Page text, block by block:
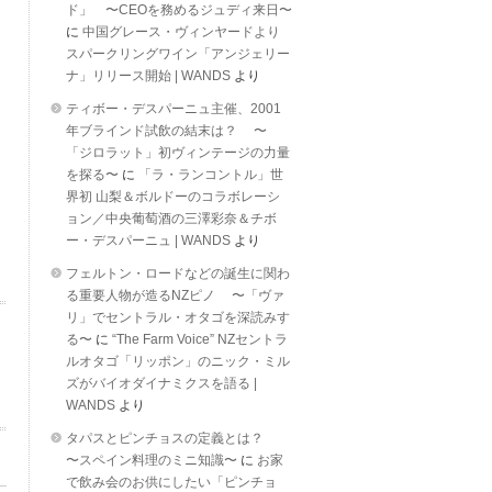
ド」 〜CEOを務めるジュディ来日〜
に 中国グレース・ヴィンヤードより
スパークリングワイン「アンジェリー
ナ」リリース開始 | WANDS より
ティボー・デスパーニュ主催、2001
年ブラインド試飲の結末は？ 〜
「ジロラット」初ヴィンテージの力量
を探る〜 に
「ラ・ランコントル」世
界初 山梨＆ボルドーのコラボレーシ
ョン／中央葡萄酒の三澤彩奈＆チボ
ー・デスパーニュ | WANDS より
フェルトン・ロードなどの誕生に関わ
る重要人物が造るNZピノ 〜「ヴァ
リ」でセントラル・オタゴを深読みす
る〜 に “The Farm Voice” NZセントラ
ルオタゴ「リッポン」のニック・ミル
ズがバイオダイナミクスを語る |
WANDS より
タパスとピンチョスの定義とは？
〜スペイン料理のミニ知識〜 に お家
で飲み会のお供にしたい「ピンチョ